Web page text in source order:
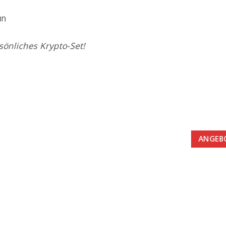
Krypto-Set!